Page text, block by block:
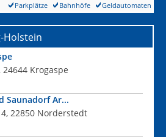
Geldautomaten
Bahnhöfe
Parkplätze
Holstein
Krogaspe
Saunadorf Ar...
22850 Norderstedt